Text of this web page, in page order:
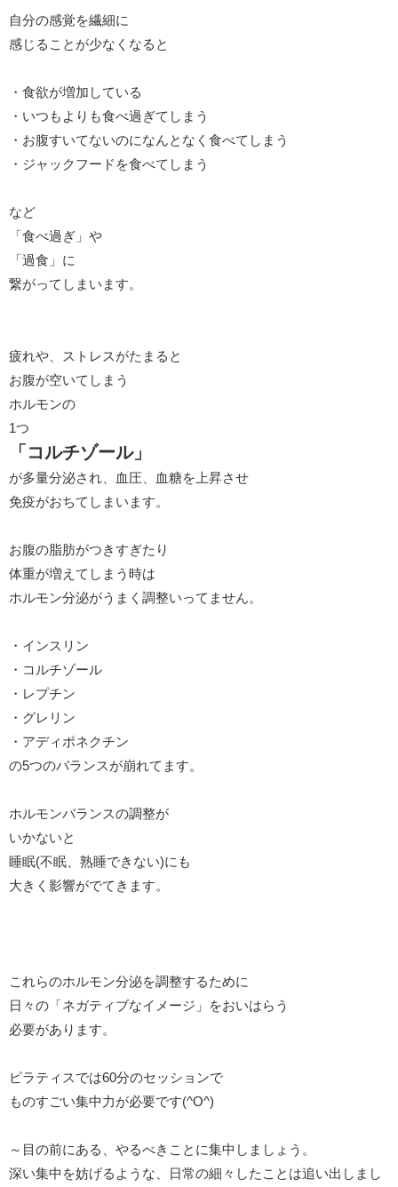
自分の感覚を繊細に
感じることが少なくなると
・食欲が増加している
・いつもよりも食べ過ぎてしまう
・お腹すいてないのになんとなく食べてしまう
・ジャックフードを食べてしまう
など
「食べ過ぎ」や
「過食」に
繋がってしまいます。
疲れや、ストレスがたまると
お腹が空いてしまう
ホルモンの
1つ
「コルチゾール」
が多量分泌され、血圧、血糖を上昇させ
免疫がおちてしまいます。
お腹の脂肪がつきすぎたり
体重が増えてしまう時は
ホルモン分泌がうまく調整いってません。
・インスリン
・コルチゾール
・レプチン
・グレリン
・アディポネクチン
の5つのバランスが崩れてます。
ホルモンバランスの調整が
いかないと
睡眠(不眠、熟睡できない)にも
大きく影響がでてきます。
これらのホルモン分泌を調整するために
日々の「ネガティブなイメージ」をおいはらう
必要があります。
ピラティスでは60分のセッションで
ものすごい集中力が必要です(^O^)
～目の前にある、やるべきことに集中しましょう。
深い集中を妨げるような、日常の細々したことは追い出しまし